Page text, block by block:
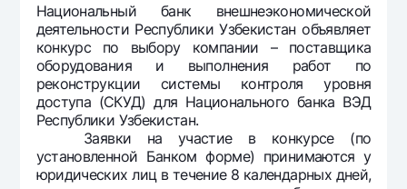
Найти
Полезные ссылки
Часто задаваемые вопросы
Пресс-центр
Офисы и банкоматы
Согласие на обработку персональных данных
Национальный банк внешнеэкономической
деятельности Республики Узбекистан объявляет
конкурс по выбору компании – поставщика
оборудования и выполнения работ по
реконструкции системы контроля уровня
доступа (СКУД) для Национального банка ВЭД
Республики Узбекистан.
Заявки на участие в конкурсе (по
установленной Банком форме) принимаются у
юридических лиц в течение 8 календарных дней,